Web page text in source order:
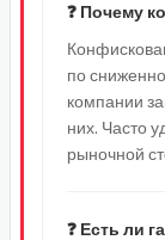
❓ Почему
по
компании
них. Часто
рыночной
❓ Есть ли